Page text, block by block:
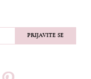
PRIJAVITE SE